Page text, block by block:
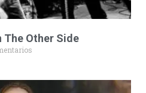
The Other Side